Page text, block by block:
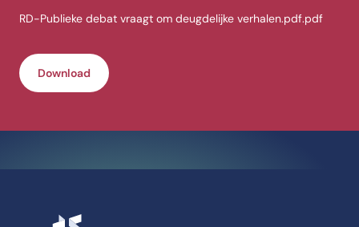
RD-Publieke debat vraagt om deugdelijke verhalen.pdf.pdf
Download